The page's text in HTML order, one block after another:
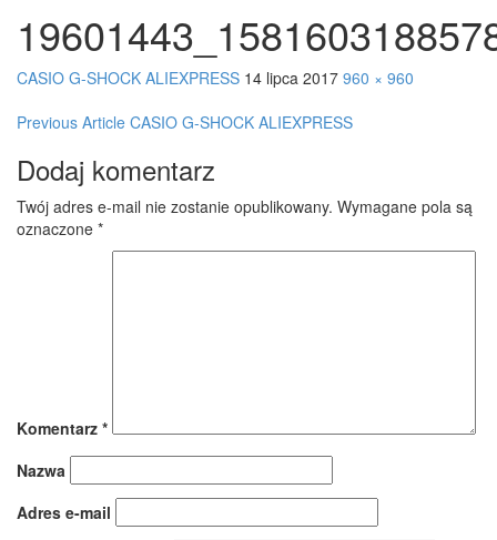
CASIO G-SHOCK ALIEXPRESS 14 lipca 2017 960 × 960
Post
navigation
Previous Article CASIO G-SHOCK ALIEXPRESS
Dodaj komentarz
Twój adres e-mail nie zostanie opublikowany. Wymagane pola są
oznaczone *
Komentarz *
Nazwa
Adres e-mail